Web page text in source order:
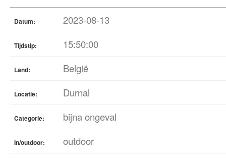
Datum: 2023-08-13
Tijdstip: 15:50:00
Land: België
Locatie: Durnal
Categorie: bijna ongeval
In/outdoor: outdoor